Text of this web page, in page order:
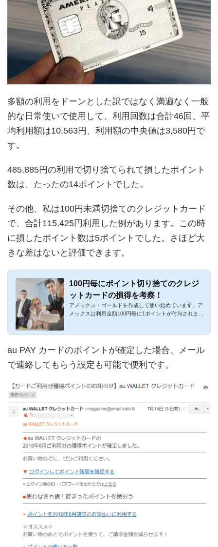
多額の利用をドーンとした訳ではなく満遍なく一般
的な日常使いで使用して、利用回数は合計46回、平
均利用額は10,563円、利用額の中央値は3,580円で
す。
485,885円の利用で切り捨てられて損したポイント
数は、たったの14ポイントでした。
その他、私は100円未満切捨てのクレジットカード
で、合計115,425円利用した例があります。この時
に損したポイント数は5ポイントでした。さほど大
きな差はないと評価できます。
100円毎にポイント切り捨てのクレジ
ットカードの損得を考察！
アメックス・ゴールドを作成して使い始めています。ア
メックスは利用金額100円毎に1ポイントが付与されま
au PAY カードのポイントが確定した場合、メール
で連絡してもらう設定も可能で便利です。